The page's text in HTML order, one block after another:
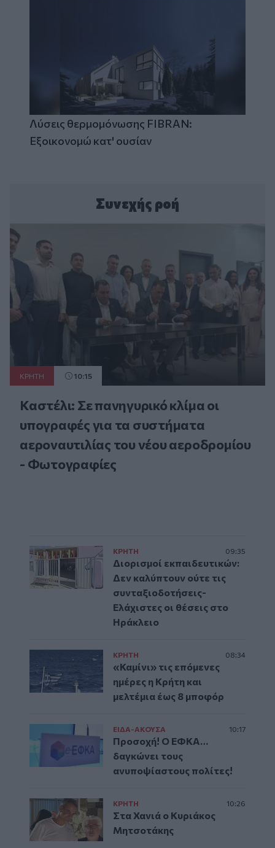
Λύσεις θερμομόνωσης FIBRAN:
Εξοικονομώ κατ' ουσίαν
Συνεχής ροή
ΚΡΗΤΗ 10:15
Καστέλι: Σε πανηγυρικό κλίμα οι
υπογραφές για τα συστήματα
αεροναυτιλίας του νέου αεροδρομίου
- Φωτογραφίες
ΚΡΗΤΗ 09:35
Διορισμοί εκπαιδευτικών:
Δεν καλύπτουν ούτε τις
συνταξιοδοτήσεις-
Ελάχιστες οι θέσεις στο
Ηράκλειο
ΚΡΗΤΗ 08:34
«Καμίνι» τις επόμενες
ημέρες η Κρήτη και
μελτέμια έως 8 μποφόρ
ΕΙΔΑ-ΑΚΟΥΣΑ 10:17
Προσοχή! Ο ΕΦΚΑ…
δαγκώνει τους
ανυποψίαστους πολίτες!
ΚΡΗΤΗ 10:26
Στα Χανιά ο Κυριάκος
Μητσοτάκης